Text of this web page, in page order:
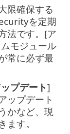
限確保する
を定期
法です。[ア
モジュール
常に必ず最
プデート]
ップデート
かなど、現
す。